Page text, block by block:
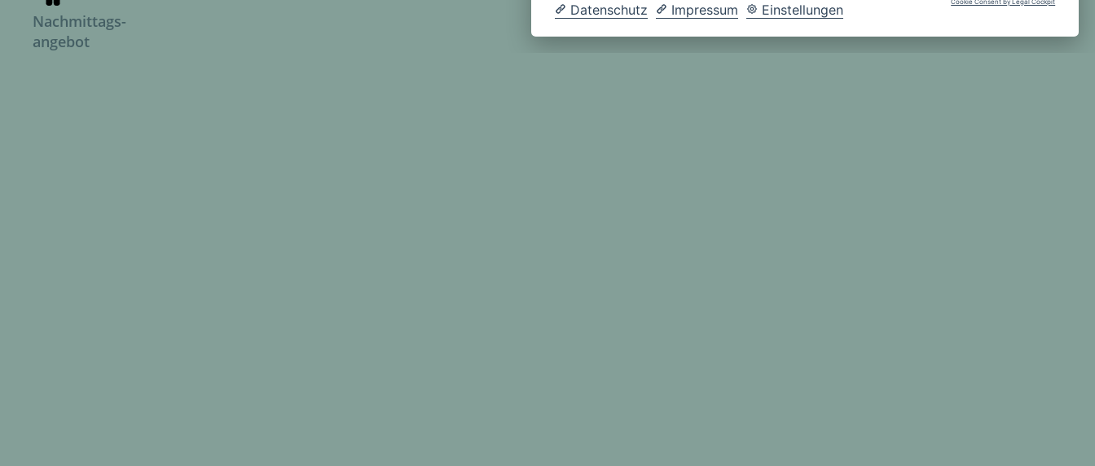
Nachmittags-
angebot
Datenschutz Impressum Einstellungen